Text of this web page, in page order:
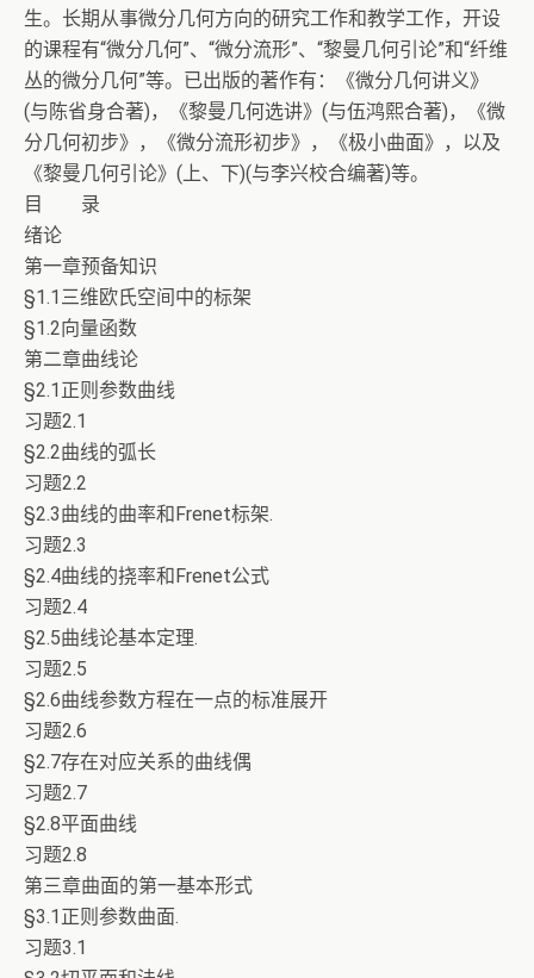
生。长期从事微分几何方向的研究工作和教学工作，开设
的课程有“微分几何”、“微分流形”、“黎曼几何引论”和“纤维
丛的微分几何”等。已出版的著作有：《微分几何讲义》
(与陈省身合著)，《黎曼几何选讲》(与伍鸿熙合著)，《微
分几何初步》，《微分流形初步》，《极小曲面》，以及
《黎曼几何引论》(上、下)(与李兴校合编著)等。
目 录
绪论
第一章预备知识
§1.1三维欧氏空间中的标架
§1.2向量函数
第二章曲线论
§2.1正则参数曲线
习题2.1
§2.2曲线的弧长
习题2.2
§2.3曲线的曲率和Frenet标架.
习题2.3
§2.4曲线的挠率和Frenet公式
习题2.4
§2.5曲线论基本定理.
习题2.5
§2.6曲线参数方程在一点的标准展开
习题2.6
§2.7存在对应关系的曲线偶
习题2.7
§2.8平面曲线
习题2.8
第三章曲面的第一基本形式
§3.1正则参数曲面.
习题3.1